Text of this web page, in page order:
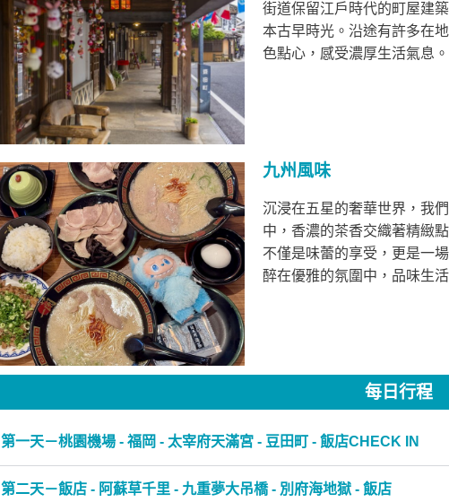
街道保留江戶時代的町屋建
本古早時光。沿途有許多在
色點心，感受濃厚生活氣息。
九州風味
沉浸在五星的奢華世界，我
中，香濃的茶香交織著精緻
不僅是味蕾的享受，更是一
醉在優雅的氛圍中，品味生
每日行程
第一天－桃園機場 - 福岡 - 太宰府天滿宮 - 豆田町 - 飯店CHECK IN
第二天－飯店 - 阿蘇草千里 - 九重夢大吊橋 - 別府海地獄 - 飯店